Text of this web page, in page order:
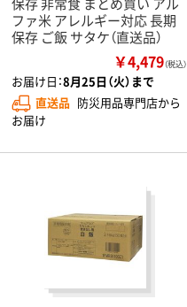
ファ米 アレルギー対応 長期
保存 ご飯 サタケ（直送品）
￥4,479（税込）
お届け日：8月25日（火）まで
直送品 防災用品専門店から
お届け